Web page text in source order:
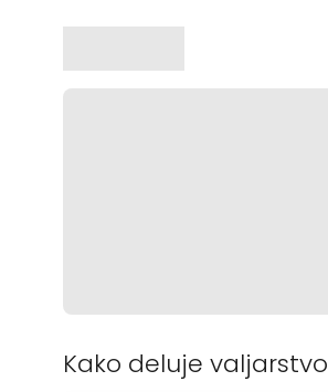
Kako deluje valjarstvo